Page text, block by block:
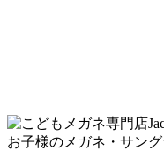
お子様のメガネ・サン